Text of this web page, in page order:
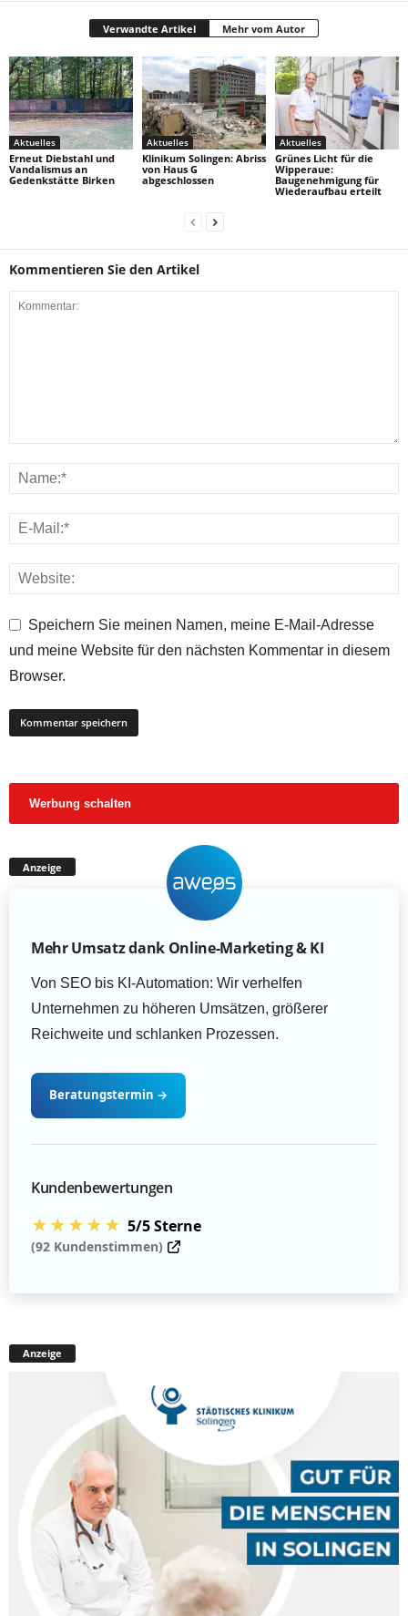
Verwandte Artikel Mehr vom Autor
Aktuelles
Erneut Diebstahl und
Vandalismus an
Gedenkstätte Birken
Aktuelles
Klinikum Solingen: Abriss
von Haus G
abgeschlossen
Aktuelles
Grünes Licht für die
Wipperaue:
Baugenehmigung für
Wiederaufbau erteilt
Kommentieren Sie den Artikel
Speichern Sie meinen Namen, meine E-Mail-Adresse
und meine Website für den nächsten Kommentar in diesem
Browser.
Werbung schalten
Anzeige
Mehr Umsatz dank Online-Marketing & KI
Von SEO bis KI-Automation: Wir verhelfen
Unternehmen zu höheren Umsätzen, größerer
Reichweite und schlanken Prozessen.
Beratungstermin →
Kundenbewertungen
★★★★★ 5/5 Sterne
(92 Kundenstimmen)
Anzeige